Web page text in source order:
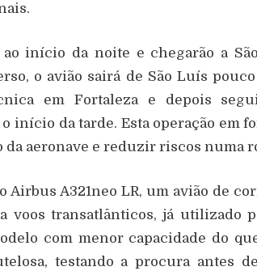
ao início da noite e chegarão a
o avião sairá de São Luís
em Fortaleza e depois
início da tarde. Esta operação em
da aeronave e reduzir riscos numa
Airbus A321neo LR, um avião de
voos transatlânticos, já utilizado
com menor capacidade do
testando a procura antes